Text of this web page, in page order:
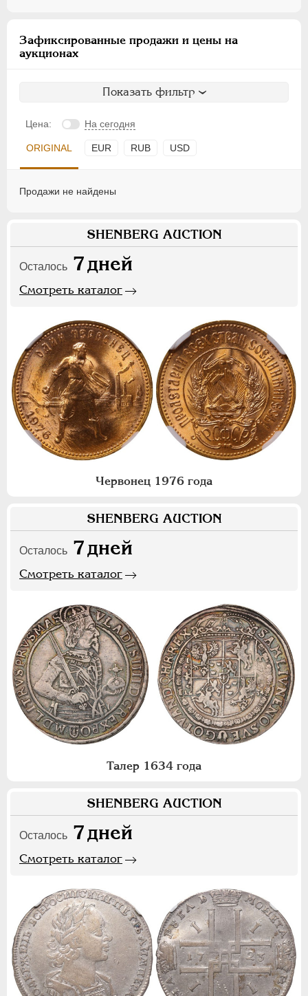
Зафиксированные продажи и цены на
аукционах
Показать фильтр
Цена: На сегодня
ORIGINAL EUR RUB USD
Продажи не найдены
SHENBERG AUCTION
Осталось 7дней
Смотреть каталог
Червонец 1976 года
SHENBERG AUCTION
Осталось 7дней
Смотреть каталог
Талер 1634 года
SHENBERG AUCTION
Осталось 7дней
Смотреть каталог